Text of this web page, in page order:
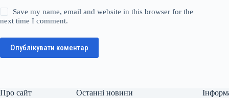
Save my name, email and website in this browser for the
next time I comment.
Опублікувати коментар
Про сайт Останні новини